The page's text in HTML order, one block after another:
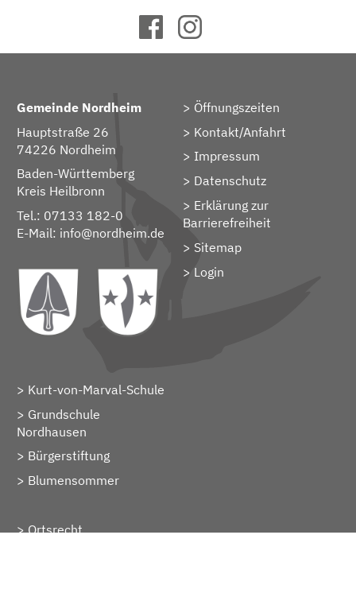
Gemeinde Nordheim
Hauptstraße 26
74226 Nordheim
Baden-Württemberg
Kreis Heilbronn
Tel.: 07133 182-0
E-Mail: info@nordheim.de
Öffnungszeiten
Kontakt/Anfahrt
Impressum
Datenschutz
Erklärung zur
Barrierefreiheit
Sitemap
> Login
Kurt-von-Marval-Schule
Grundschule
Nordhausen
Bürgerstiftung
Blumensommer
Ortsrecht